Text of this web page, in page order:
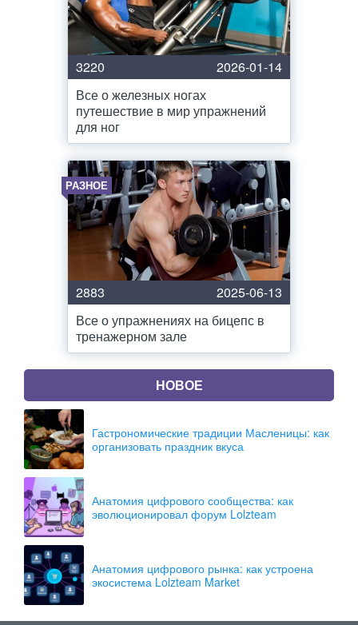
3220
2026-01-14
Все о железных ногах
путешествие в мир упражнений
для ног
РАЗНОЕ
2883
2025-06-13
Все о упражнениях на бицепс в
тренажерном зале
НОВОЕ
Гастрономические традиции Масленицы: как
организовать праздник вкуса
Анатомия цифрового сообщества: как
эволюционировал форум Lolzteam
Анатомия цифрового рынка: как устроена
экосистема Lolzteam Market